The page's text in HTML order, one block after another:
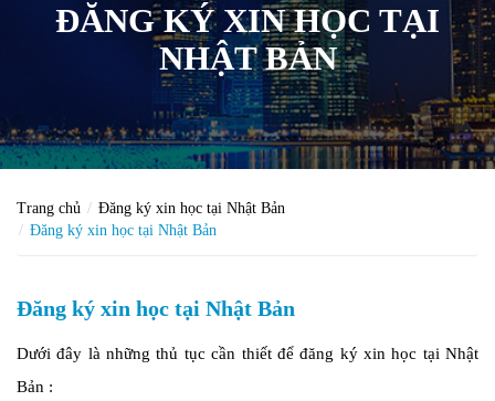
ĐĂNG KÝ XIN HỌC TẠI
NHẬT BẢN
Trang chủ
Đăng ký xin học tại Nhật Bản
Đăng ký xin học tại Nhật Bản
Đăng ký xin học tại Nhật Bản
Dưới đây là những thủ tục cần thiết để đăng ký xin học tại Nhật
Bản :